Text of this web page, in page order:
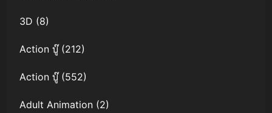
3D (8)
Action บู๊(212)
Action บู๊(552)
Adult Animation (2)